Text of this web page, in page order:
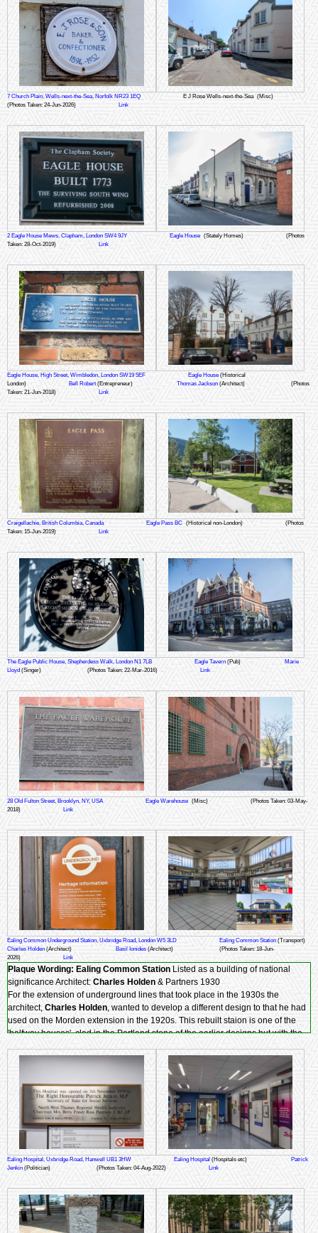
7 Church Plain, Wells-next-the-Sea, Norfolk NR23 1EQ E J Rose Wells-next-the-Sea (Misc)
(Photos Taken: 24-Jun-2026)
Link
2 Eagle House Mews, Clapham, London SW4 9JY Eagle House (Stately Homes)
(Photos
Taken: 28-Oct-2019)
Link
Eagle House, High Street, Wimbledon, London SW19 5EF Eagle House (Historical
London)
Bell Robert(Entrepreneur) Thomas Jackson (Architect)
(Photos
Taken: 21-Jun-2018)
Link
Craigellachie, British Columbia, Canada Eagle Pass BC (Historical non-London)
(Photos
Taken: 15-Jun-2019)
Link
The Eagle Public House, Shepherdess Walk, London N1 7LB Eagle Tavern (Pub)
Marie
Lloyd (Singer) (Photos Taken: 22-Mar-2016) Link
28 Old Fulton Street, Brooklyn, NY, USA Eagle Warehouse (Misc)
(Photos Taken: 03-May-
2018)
Link
Ealing Common Underground Station, Uxbridge Road, London W5 3LD Ealing Common Station (Transport)
Charles Holden (Architect) Basil Ionides (Architect)
(Photos Taken: 18-Jun-
2026)
Link
Plaque Wording: Ealing Common Station Listed as a building of national
significance Architect: Charles Holden & Partners 1930
For the extension of underground lines that took place in the 1930s the
architect, Charles Holden, wanted to develop a different design to that he had
used on the Morden extension in the 1920s. This rebuilt staion is one of the
'halfway houses', clad in the Portland stone of the earlier designs but with the
Sudbury Town. Inside the hall, now lacking its original central ticket office, the
glazing for the high-level windows cleverly includes the underground, the
roundel. The noted theatre designer,
Basil Ionides , designed the frieze.
Ealing Hospital, Uxbridge Road, Hanwell UB1 3HW Ealing Hospital (Hospitals etc)
Patrick
Jenkin (Politician) (Photos Taken: 04-Aug-2022) Link